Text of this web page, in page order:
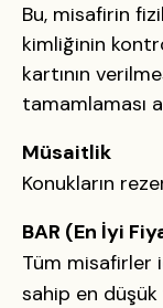
Bu, misafirin
kimliğinin
kartının
tamamlaması
Müsaitlik
Konukların
BAR (En İyi
Tüm misafirler
sahip en düşük